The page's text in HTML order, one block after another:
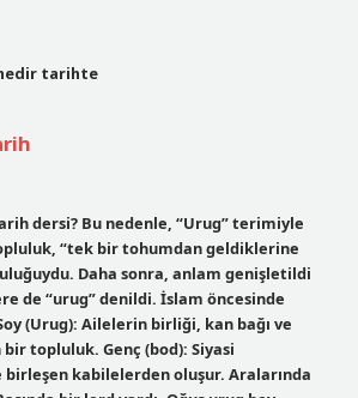
tarihte
dersi? Bu nedenle, “Urug” terimiyle
“tek bir tohumdan geldiklerine
Daha sonra, anlam genişletildi
de “urug” denildi. İslam öncesinde
(Urug): Ailelerin birliği, kan bağı ve
bir topluluk. Genç (bod): Siyasi
birleşen kabilelerden oluşur. Aralarında